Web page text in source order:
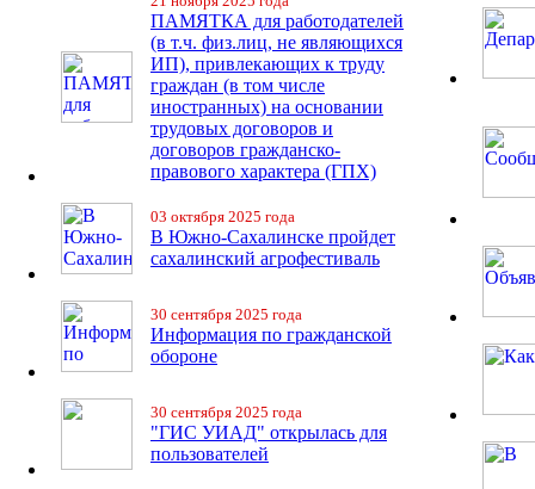
ПАМЯТКА для работодателей
(в т.ч. физ.лиц, не являющихся
ИП), привлекающих к труду
граждан (в том числе
иностранных) на основании
трудовых договоров и
договоров гражданско-
правового характера (ГПХ)
03 октября 2025 года
В Южно-Сахалинске пройдет
сахалинский агрофестиваль
30 сентября 2025 года
Информация по гражданской
обороне
30 сентября 2025 года
"ГИС УИАД" открылась для
пользователей